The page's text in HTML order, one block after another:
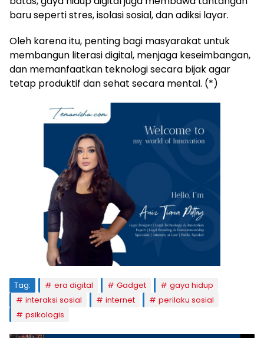
baru seperti stres, isolasi sosial, dan adiksi layar.
Oleh karena itu, penting bagi masyarakat untuk
membangun literasi digital, menjaga keseimbangan,
dan memanfaatkan teknologi secara bijak agar
tetap produktif dan sehat secara mental. (*)
Tag: era digital Gadget
gaya hidup
interaksi sosial
internet
perilaku sosial
psikologis